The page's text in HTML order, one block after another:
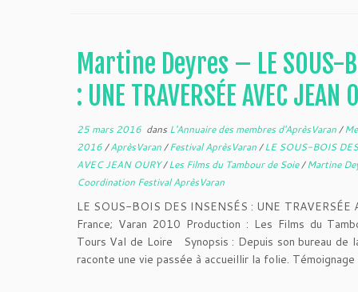
Martine Deyres – LE SOUS-
: UNE TRAVERSÉE AVEC JEAN
25 mars 2016dans L'Annuaire des membres d'AprèsVaran/
2016/AprèsVaran/Festival AprèsVaran/LE SOUS-BOIS
AVEC JEAN OURY/Les Films du Tambour de Soie/Martine
Coordination Festival AprèsVaran
LE SOUS-BOIS DES INSENSÉS : UNE
France; Varan 2010 Production : Les Films du
Tours Val de Loire Synopsis : Depuis son bureau de
raconte une vie passée à accueillir la folie.